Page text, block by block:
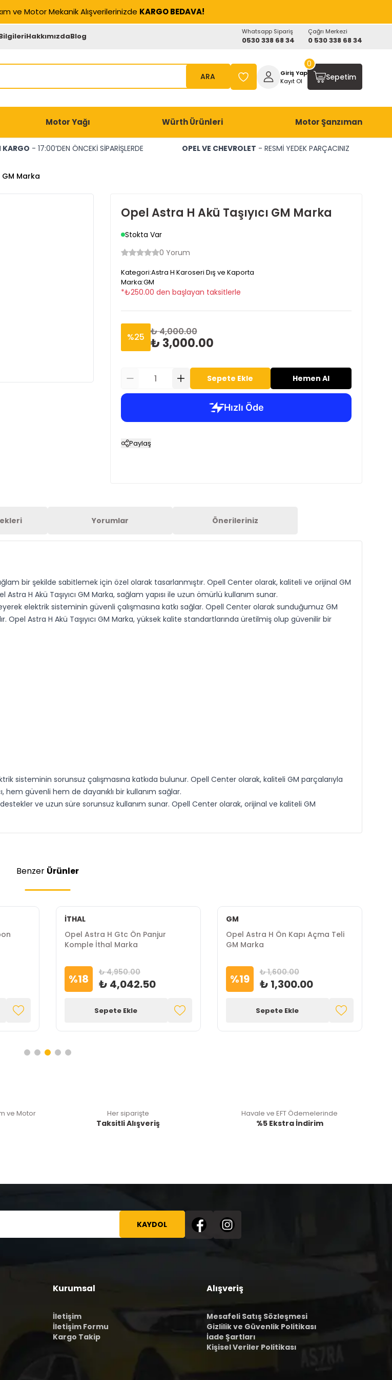
ve Motor Mekanik Alışverilerinizde KARGO BEDAVA!
HakkımızdaBlog Whatsapp Sipariş
0530 338 68 34
Çağrı Merkezi
0 530 338 68 34
ARA
Giriş Yap
Kayıt Ol
Sepetim
0
Motor Yağı Würth Ürünleri Motor Şanzıman
KARGO - 17:00’DEN ÖNCEKİ SİPARİŞLERDE OPEL VE CHEVROLET - RESMİ YEDEK PARÇACINIZ
GM Marka
Opel Astra H Akü Taşıyıcı GM Marka
Stokta Var
0 Yorum
Kategori:Astra H Karoseri Dış ve Kaporta
Marka:GM
*₺250.00 den başlayan taksitlerle
%25 ₺ 4,000.00
₺ 3,000.00
Sepete Ekle Hemen Al
Paylaş
Yorumlar Önerileriniz
bir şekilde sabitlemek için özel olarak tasarlanmıştır. Opell Center olarak, kaliteli ve orijinal GM
H Akü Taşıyıcı GM Marka, sağlam yapısı ile uzun ömürlü kullanım sunar.
elektrik sisteminin güvenli çalışmasına katkı sağlar. Opell Center olarak sunduğumuz GM
Opel Astra H Akü Taşıyıcı GM Marka, yüksek kalite standartlarında üretilmiş olup güvenilir bir
sisteminin sorunsuz çalışmasına katkıda bulunur. Opell Center olarak, kaliteli GM parçalarıyla
hem güvenli hem de dayanıklı bir kullanım sağlar.
destekler ve uzun süre sorunsuz kullanım sunar. Opell Center olarak, orijinal ve kaliteli GM
Benzer Ürünler
İTHAL
Opel Astra H Gtc Ön Panjur
Komple İthal Marka
%18 ₺ 4,950.00
₺ 4,042.50
Sepete Ekle
GM
Opel Astra H Ön Kapı Açma Teli
GM Marka
%19 ₺ 1,600.00
₺ 1,300.00
Sepete Ekle
ve Motor Her siparişte
Taksitli Alışveriş
Havale ve EFT Ödemelerinde
%5 Ekstra İndirim
KAYDOL
Kurumsal
İletişim
İletişim Formu
Kargo Takip
Alışveriş
Mesafeli Satış Sözleşmesi
Gizlilik ve Güvenlik Politikası
İade Şartları
Kişisel Veriler Politikası